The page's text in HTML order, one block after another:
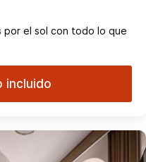
por el sol con todo lo que
incluido